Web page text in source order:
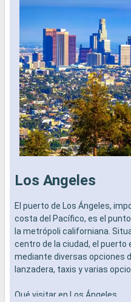
Los Angeles
El puerto de Los Ángeles,
costa del Pacífico, es el
la metrópoli californiana.
centro de la ciudad, el
mediante diversas opciones
lanzadera, taxis y varias
Qué visitar en Los Ángeles